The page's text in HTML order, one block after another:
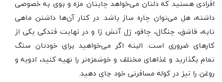
افرادی هستید که دلتان می‌خواهد چایتان مزه و بوی به خصوصی
داشته، هل می‌توان چاره ساز باشد. در کنار آن‌ها داشتن ماهی
تابه، قاشق، چنگال، چاقو، ژل آتش زا و در نهایت فندکی یکی از
کارهای ضروری است. البته اگر می‌خواهید برای خودتان سنگ
تمام بگذارید و غذاهای مختلف و خوشمزه‌تر را تهیه کنید، ادویه و
روغن را نیز در کوله مسافرتی خود جای دهید.